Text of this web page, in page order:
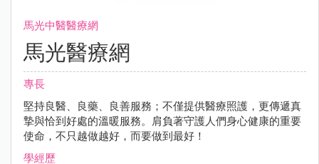
馬光中醫醫療網
馬光醫療網
專長
堅持良醫、良藥、良善服務；不僅提供醫療照護，更傳遞真
摯與恰到好處的溫暖服務。肩負著守護人們身心健康的重要
使命，不只越做越好，而要做到最好！
學經歷